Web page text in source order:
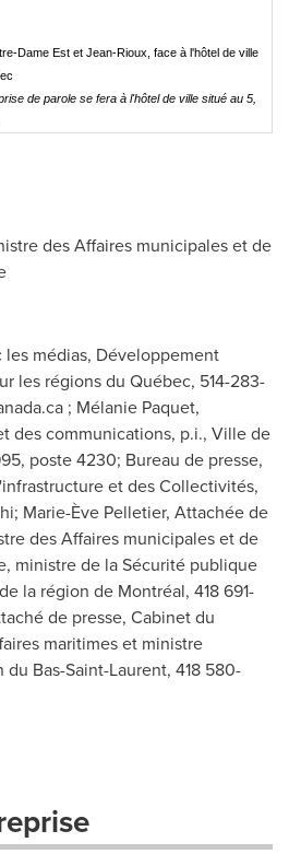
Dame Est et Jean-Rioux, face à l'hôtel de ville
de parole se fera à l'hôtel de ville situé au 5,
des Affaires municipales et de
les médias, Développement
les régions du Québec, 514-283-
; Mélanie Paquet,
des communications, p.i., Ville de
poste 4230; Bureau de presse,
et des Collectivités,
Marie-Ève Pelletier, Attachée de
des Affaires municipales et de
ministre de la Sécurité publique
la région de Montréal, 418 691-
de presse, Cabinet du
maritimes et ministre
Bas-Saint-Laurent, 418 580-